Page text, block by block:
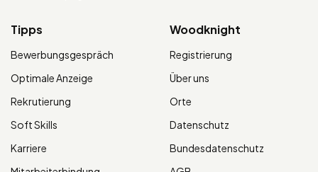
Tipps
Bewerbungsgespräch
Optimale Anzeige
Rekrutierung
Soft Skills
Karriere
Woodknight
Registrierung
Über uns
Orte
Datenschutz
Bundesdatenschutz